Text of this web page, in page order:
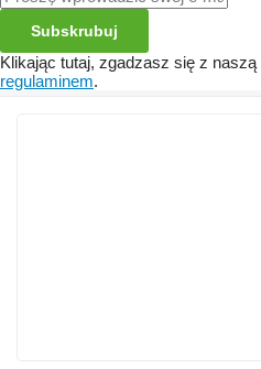
Subskrubuj
Klikając tutaj, zgadzasz się z naszą
regulaminem.